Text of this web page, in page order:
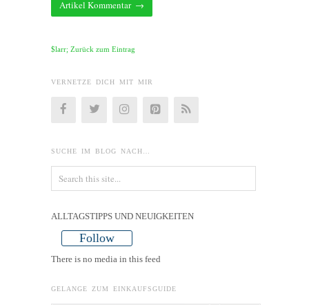
$larr; Zurück zum Eintrag
VERNETZE DICH MIT MIR
SUCHE IM BLOG NACH…
ALLTAGSTIPPS UND NEUIGKEITEN
Follow
There is no media in this feed
GELANGE ZUM EINKAUFSGUIDE